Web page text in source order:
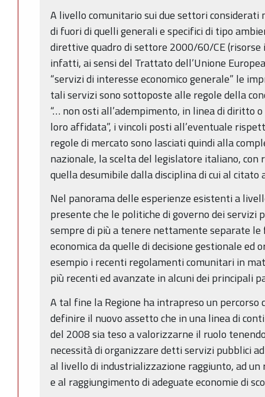
A livello comunitario sui due settori
di fuori di quelli generali e specifici di tipo
direttive quadro di settore 2000/60/CE
infatti, ai sensi del Trattato dell’Unione
“servizi di interesse economico generale” le
tali servizi sono sottoposte alle regole della
“… non osti all’adempimento, in linea di diritto
loro affidata”, i vincoli posti all’eventuale
regole di mercato sono lasciati quindi alla
nazionale, la scelta del legislatore italiano,
quella desumibile dalla disciplina di cui al citato
Nel panorama delle esperienze esistenti a
presente che le politiche di governo dei servizi
sempre di più a tenere nettamente separate
economica da quelle di decisione gestionale ed
esempio i recenti regolamenti comunitari in
più recenti ed avanzate in alcuni dei principali
A tal fine la Regione ha intrapreso un percorso
definire il nuovo assetto che in una linea di
del 2008 sia teso a valorizzarne il ruolo
necessità di organizzare detti servizi pubblici
al livello di industrializzazione raggiunto, ad
e al raggiungimento di adeguate economie di